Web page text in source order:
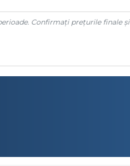
Confirmați prețurile finale și